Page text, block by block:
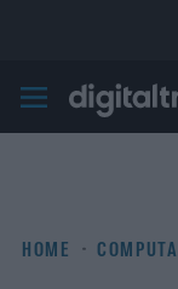
Digital
HOME